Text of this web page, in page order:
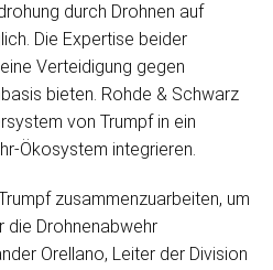
durch Drohnen auf
Die Expertise beider
Verteidigung gegen
bieten. Rohde & Schwarz
von Trumpf in ein
Ökosystem integrieren.
zusammenzuarbeiten, um
die Drohnenabwehr
Orellano, Leiter der Division